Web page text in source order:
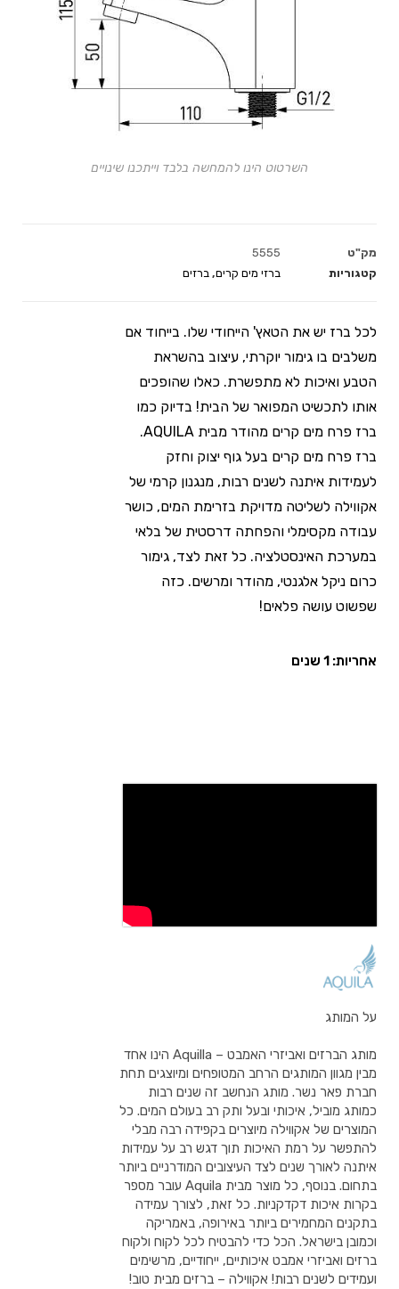
מק"ט
5555
קטגוריות
ברזי מים קרים, ברזים
לכל ברז יש את הטאץ' הייחודי שלו. בייחוד אם
משלבים בו גימור יוקרתי, עיצוב בהשראת
הטבע ואיכות לא מתפשרת. כאלו שהופכים
אותו לתכשיט המפואר של הבית! בדיוק כמו
ברז פרח מים קרים מהודר מבית AQUILA.
ברז פרח מים קרים בעל גוף יצוק וחזק
לעמידות איתנה לשנים רבות, מנגנון קרמי של
אקווילה לשליטה מדויקת בזרימת המים, כושר
עבודה מקסימלי והפחתה דרסטית של בלאי
במערכת האינסטלציה. כל זאת לצד, גימור
כרום ניקל אלגנטי, מהודר ומרשים. כזה
שפשוט עושה פלאים!
אחריות: 1 שנים
על המותג
מותג הברזים ואביזרי האמבט – Aquilla הינו אחד
מבין מגוון המותגים הרחב המטופחים ומיוצגים תחת
חברת פאר נשר. מותג הנחשב זה שנים רבות
כמותג מוביל, איכותי ובעל ותק רב בעולם המים. כל
המוצרים של אקווילה מיוצרים בקפידה רבה מבלי
להתפשר על רמת האיכות תוך דגש רב על עמידות
איתנה לאורך שנים לצד העיצובים המודרניים ביותר
בתחום. בנוסף, כל מוצר מבית Aquila עובר מספר
בקרות איכות דקדקניות. כל זאת, לצורך עמידה
בתקנים המחמירים ביותר באירופה, באמריקה
וכמובן בישראל. הכל כדי להבטיח לכל לקוח ולקוח
ברזים ואביזרי אמבט איכותיים, ייחודיים, מרשימים
ועמידים לשנים רבות! אקווילה – ברזים מבית טוב!
השרטוט הינו להמחשה בלבד וייתכנו שינויים